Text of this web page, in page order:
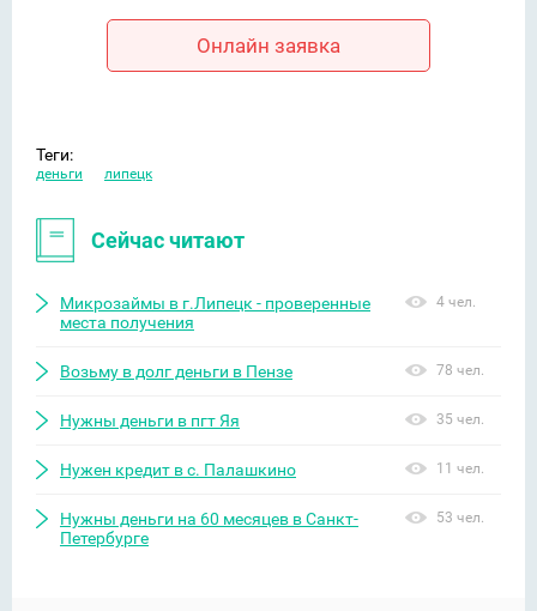
Онлайн заявка
Теги:
деньги липецк
Сейчас читают
Микрозаймы в г.Липецк - проверенные
места получения
4 чел.
Возьму в долг деньги в Пензе 78 чел.
Нужны деньги в пгт Яя 35 чел.
Нужен кредит в с. Палашкино 11 чел.
Нужны деньги на 60 месяцев в Санкт-
Петербурге
53 чел.